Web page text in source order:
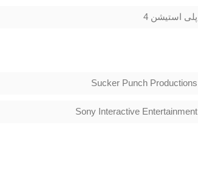
پلی استیشن 4
Sucker Punch Productions
Sony Interactive Entertainment